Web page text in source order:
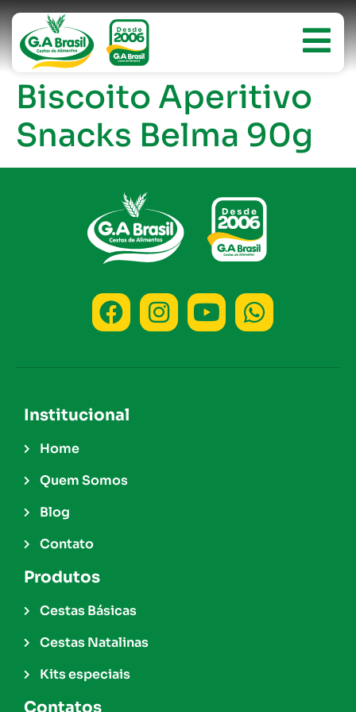
Biscoito Aperitivo
Snacks Belma 90g
Institucional
Home
Quem Somos
Blog
Contato
Produtos
Cestas Básicas
Cestas Natalinas
Kits especiais
Contatos